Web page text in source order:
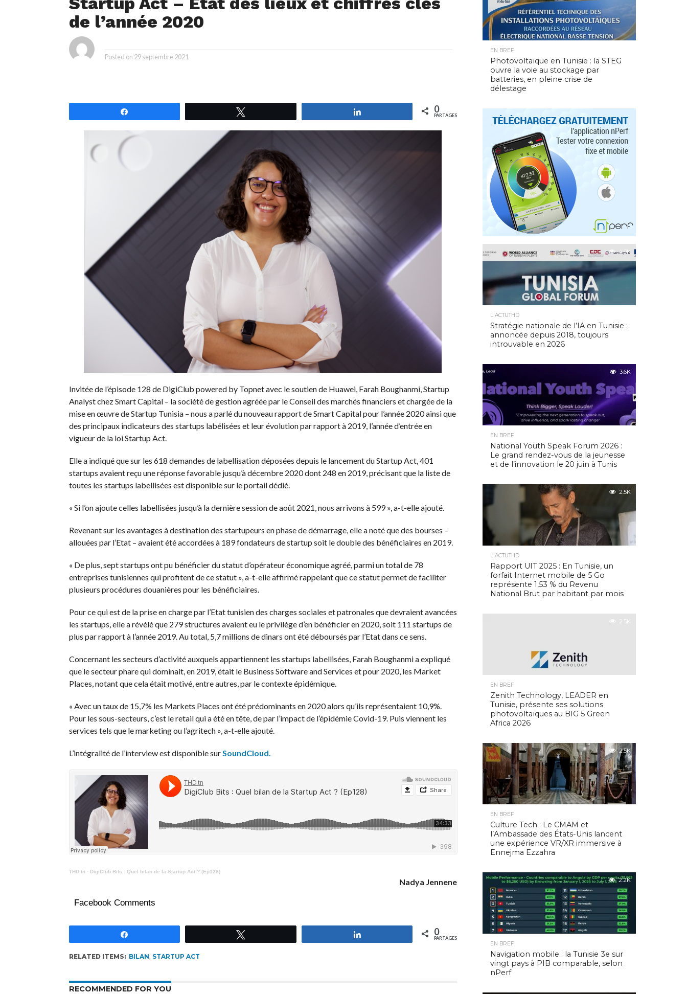
de l’année 2020
Posted on 29 septembre 2021
0
PARTAGES
Invitée de l’épisode 128 de DigiClub powered by Topnet avec le soutien de Huawei, Farah Boughanmi, Startup
Analyst chez Smart Capital – la société de gestion agréée par le Conseil des marchés financiers et chargée de la
mise en œuvre de Startup Tunisia – nous a parlé du nouveau rapport de Smart Capital pour l’année 2020 ainsi que
des principaux indicateurs des startups labélisées et leur évolution par rapport à 2019, l’année d’entrée en
vigueur de la loi Startup Act.
Elle a indiqué que sur les 618 demandes de labellisation déposées depuis le lancement du Startup Act, 401
startups avaient reçu une réponse favorable jusqu’à décembre 2020 dont 248 en 2019, précisant que la liste de
toutes les startups labellisées est disponible sur le portail dédié.
« Si l’on ajoute celles labellisées jusqu’à la dernière session de août 2021, nous arrivons à 599 », a-t-elle ajouté.
Revenant sur les avantages à destination des startupeurs en phase de démarrage, elle a noté que des bourses –
allouées par l’Etat – avaient été accordées à 189 fondateurs de startup soit le double des bénéficiaires en 2019.
« De plus, sept startups ont pu bénéficier du statut d’opérateur économique agréé, parmi un total de 78
entreprises tunisiennes qui profitent de ce statut », a-t-elle affirmé rappelant que ce statut permet de faciliter
plusieurs procédures douanières pour les bénéficiaires.
Pour ce qui est de la prise en charge par l’Etat tunisien des charges sociales et patronales que devraient avancées
les startups, elle a révélé que 279 structures avaient eu le privilège d’en bénéficier en 2020, soit 111 startups de
plus par rapport à l’année 2019. Au total, 5,7 millions de dinars ont été déboursés par l’Etat dans ce sens.
Concernant les secteurs d’activité auxquels appartiennent les startups labellisées, Farah Boughanmi a expliqué
que le secteur phare qui dominait, en 2019, était le Business Software and Services et pour 2020, les Market
Places, notant que cela était motivé, entre autres, par le contexte épidémique.
« Avec un taux de 15,7% les Markets Places ont été prédominants en 2020 alors qu’ils représentaient 10,9%.
Pour les sous-secteurs, c’est le retail qui a été en tête, de par l’impact de l’épidémie Covid-19. Puis viennent les
services tels que le marketing ou l’agritech », a-t-elle ajouté.
L’intégralité de l’interview est disponible surSoundCloud.
THD.tn· DigiClub Bits : Quel bilan de la Startup Act ? (Ep128)
Nadya Jennene
Facebook Comments
0
PARTAGES
RELATED ITEMS: BILAN, STARTUP ACT
RECOMMENDED FOR YOU
EN BREF
Photovoltaïque en Tunisie : la STEG
ouvre la voie au stockage par
batteries, en pleine crise de
délestage
4.9K
L'ACTUTHD
Stratégie nationale de l’IA en Tunisie :
annoncée depuis 2018, toujours
introuvable en 2026
3.6K
EN BREF
National Youth Speak Forum 2026 :
Le grand rendez-vous de la jeunesse
et de l’innovation le 20 juin à Tunis
2.5K
L'ACTUTHD
Rapport UIT 2025 : En Tunisie, un
forfait Internet mobile de 5 Go
représente 1,53 % du Revenu
National Brut par habitant par mois
2.5K
EN BREF
Zenith Technology, LEADER en
Tunisie, présente ses solutions
photovoltaïques au BIG 5 Green
Africa 2026
2.5K
EN BREF
Culture Tech : Le CMAM et
l’Ambassade des États-Unis lancent
une expérience VR/XR immersive à
Ennejma Ezzahra
2.2K
EN BREF
Navigation mobile : la Tunisie 3e sur
vingt pays à PIB comparable, selon
nPerf